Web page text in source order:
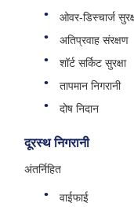
ओवर-डिस्चार्ज
अतिप्रवाह संरक्षण
शॉर्ट सर्किट सुरक्षा
तापमान निगरानी
दोष निदान
दूरस्थ निगरानी
अंतर्निहित
वाईफाई